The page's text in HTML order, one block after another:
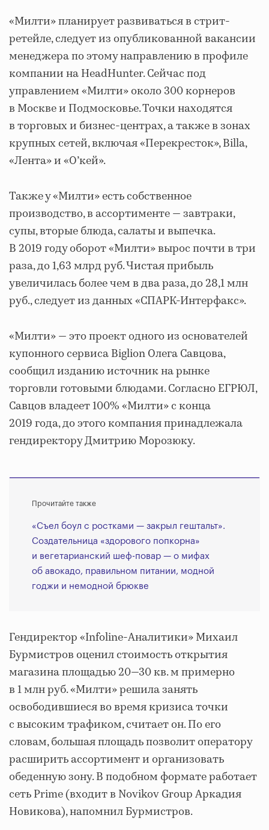
«Милти» планирует развиваться в стрит-
ретейле, следует из опубликованной вакансии
менеджера по этому направлению в профиле
компании на HeadHunter. Сейчас под
управлением «Милти» около 300 корнеров
в Москве и Подмосковье. Точки находятся
в торговых и бизнес-центрах, а также в зонах
крупных сетей, включая «Перекресток», Billa,
«Лента» и «О’кей».
Также у «Милти» есть собственное
производство, в ассортименте — завтраки,
супы, вторые блюда, салаты и выпечка.
В 2019 году оборот «Милти» вырос почти в три
раза, до 1,63 млрд руб. Чистая прибыль
увеличилась более чем в два раза, до 28,1 млн
руб., следует из данных «СПАРК-Интерфакс».
«Милти» — это проект одного из основателей
купонного сервиса Biglion Олега Савцова,
сообщил изданию источник на рынке
торговли готовыми блюдами. Согласно ЕГРЮЛ,
Савцов владеет 100% «Милти» с конца
2019 года, до этого компания принадлежала
гендиректору Дмитрию Морозюку.
Прочитайте также
«Съел боул с ростками — закрыл гештальт».
Создательница «здорового попкорна»
и вегетарианский шеф-повар — о мифах
об авокадо, правильном питании, модной
годжи и немодной брюкве
Гендиректор «Infoline-Аналитики» Михаил
Бурмистров оценил стоимость открытия
магазина площадью 20—30 кв. м примерно
в 1 млн руб. «Милти» решила занять
освободившиеся во время кризиса точки
с высоким трафиком, считает он. По его
словам, большая площадь позволит оператору
расширить ассортимент и организовать
обеденную зону. В подобном формате работает
сеть Prime (входит в Novikov Group Аркадия
Новикова), напомнил Бурмистров.